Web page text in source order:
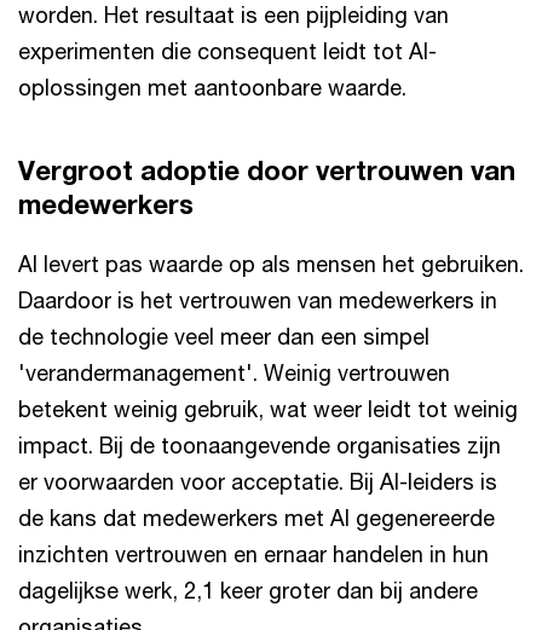
worden. Het resultaat is een pijpleiding van
experimenten die consequent leidt tot AI-
oplossingen met aantoonbare waarde.
Vergroot adoptie door vertrouwen van
medewerkers
AI levert pas waarde op als mensen het gebruiken.
Daardoor is het vertrouwen van medewerkers in
de technologie veel meer dan een simpel
'verandermanagement'. Weinig vertrouwen
betekent weinig gebruik, wat weer leidt tot weinig
impact. Bij de toonaangevende organisaties zijn
er voorwaarden voor acceptatie. Bij AI-leiders is
de kans dat medewerkers met AI gegenereerde
inzichten vertrouwen en ernaar handelen in hun
dagelijkse werk, 2,1 keer groter dan bij andere